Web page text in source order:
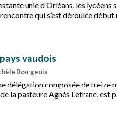
unie d’Orléans, les
qui s’est déroulée début
vaudois
Bourgeois
délégation composée de treize
la pasteure Agnès Lefranc, est